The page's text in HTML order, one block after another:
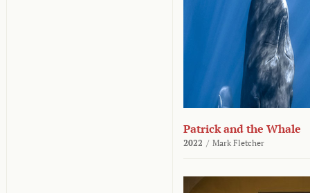
Patrick and the Whale
2022 / Mark Fletcher